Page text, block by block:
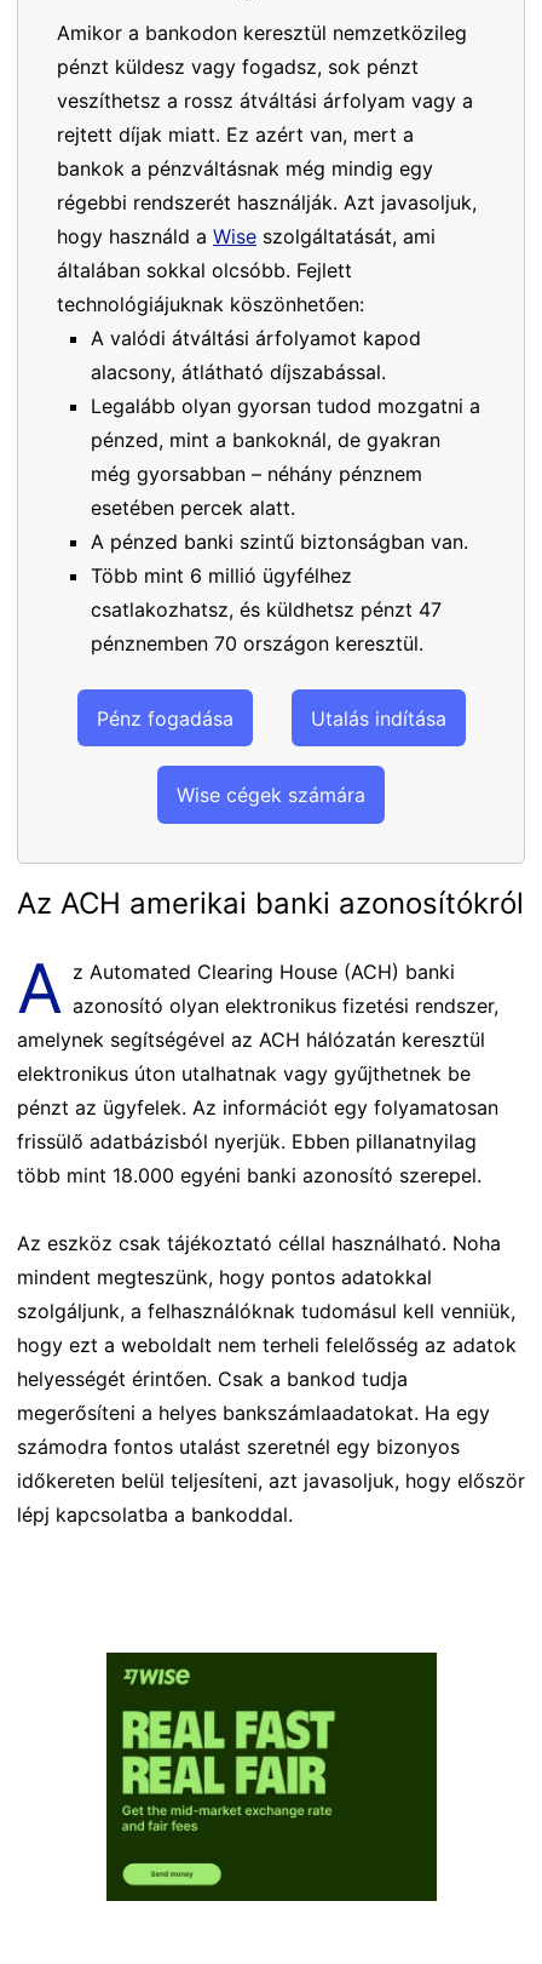
Amikor a bankodon keresztül nemzetközileg
pénzt küldesz vagy fogadsz, sok pénzt
veszíthetsz a rossz átváltási árfolyam vagy a
rejtett díjak miatt. Ez azért van, mert a
bankok a pénzváltásnak még mindig egy
régebbi rendszerét használják. Azt javasoljuk,
hogy használd a Wise szolgáltatását, ami
általában sokkal olcsóbb. Fejlett
technológiájuknak köszönhetően:
A valódi átváltási árfolyamot kapod
alacsony, átlátható díjszabással.
Legalább olyan gyorsan tudod mozgatni a
pénzed, mint a bankoknál, de gyakran
még gyorsabban – néhány pénznem
esetében percek alatt.
A pénzed banki szintű biztonságban van.
Több mint 6 millió ügyfélhez
csatlakozhatsz, és küldhetsz pénzt 47
pénznemben 70 országon keresztül.
Pénz fogadása Utalás indítása
Wise cégek számára
Az ACH amerikai banki azonosítókról
A z Automated Clearing House (ACH) banki
azonosító olyan elektronikus fizetési rendszer,
amelynek segítségével az ACH hálózatán keresztül
elektronikus úton utalhatnak vagy gyűjthetnek be
pénzt az ügyfelek. Az információt egy folyamatosan
frissülő adatbázisból nyerjük. Ebben pillanatnyilag
több mint 18.000 egyéni banki azonosító szerepel.
Az eszköz csak tájékoztató céllal használható. Noha
mindent megteszünk, hogy pontos adatokkal
szolgáljunk, a felhasználóknak tudomásul kell venniük,
hogy ezt a weboldalt nem terheli felelősség az adatok
helyességét érintően. Csak a bankod tudja
megerősíteni a helyes bankszámlaadatokat. Ha egy
számodra fontos utalást szeretnél egy bizonyos
időkereten belül teljesíteni, azt javasoljuk, hogy először
lépj kapcsolatba a bankoddal.